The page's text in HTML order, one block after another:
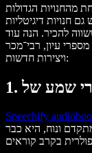
מהחנויות הגדולות
חנויות דיגיטליות
להכיר. הנה עוד
עיון, רבי־מכר
ויצירות חדשות:
Speechify
ונוח, היא כבר